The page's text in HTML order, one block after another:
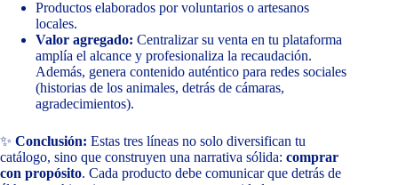
Productos elaborados por voluntarios o artesanos
locales.
Valor agregado: Centralizar su venta en tu plataforma
amplía el alcance y profesionaliza la recaudación.
Además, genera contenido auténtico para redes sociales
(historias de los animales, detrás de cámaras,
agradecimientos).
✨ Conclusión: Estas tres líneas no solo diversifican tu
catálogo, sino que construyen una narrativa sólida: comprar
con propósito. Cada producto debe comunicar que detrás de